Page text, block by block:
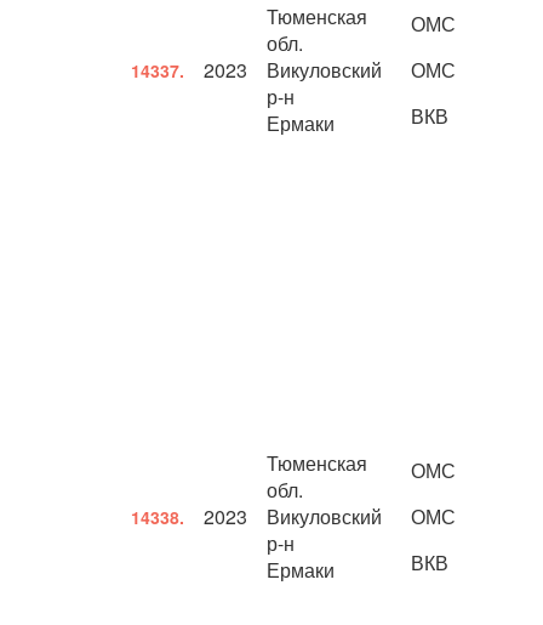
14337. 2023
Тюменская
обл.
Викуловский
р-н
Ермаки
ОМС
ОМС
ВКВ
14338. 2023
Тюменская
обл.
Викуловский
р-н
Ермаки
ОМС
ОМС
ВКВ